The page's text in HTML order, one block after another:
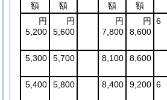
額
額
額
額
円
5,200
円
5,600
円
7,800
円
8,600
6
5,300
5,700 8,100 8,600
5,400 5,800 8,400 9,200 6